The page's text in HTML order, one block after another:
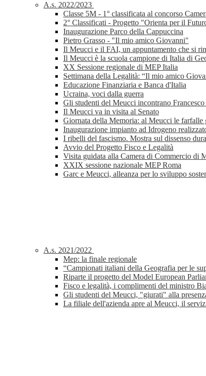
A.s. 2022/2023
Classe 5M - 1° classificata al concorso
2° Classificati - Progetto "Orienta per il
Inaugurazione Parco della Cappuccina
Pietro Grasso - "Il mio amico Giovanni"
Il Meucci e il FAI, un appuntamento che si
Il Meucci è la scuola campione di Italia di
XX Sessione regionale di MEP Italia
Settimana della Legalità: “Il mio amico
Educazione Finanziaria e Banca d'Italia
Ucraina, voci dalla guerra
Gli studenti del Meucci incontrano Francesco
Il Meucci va in visita al Senato
Giornata della Memoria: al Meucci le farfalle
Inaugurazione impianto ad Idrogeno
I ribelli del fascismo. Mostra sul dissenso
Avvio del Progetto Fisco e Legalità
Visita guidata alla Camera di Commercio di
XXIX sessione nazionale MEP Roma
Garc e Meucci, alleanza per lo sviluppo
A.s. 2021/2022
Mep: la finale regionale
“Campionati italiani della Geografia per le
Riparte il progetto del Model European
Fisco e legalità, i complimenti del ministro
Gli studenti del Meucci, "giurati" alla
La filiale dell'azienda apre al Meucci, il